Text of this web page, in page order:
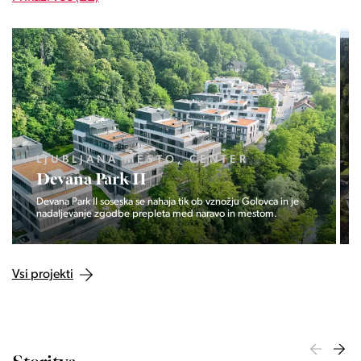
LJUBLJANA MESTO, CENTER
Devana Park II
Devana Park II soseska se nahaja tik ob vznožju Golovca in je
nadaljevanje zgodbe prepleta med naravo in mestom.
Vsi projekti